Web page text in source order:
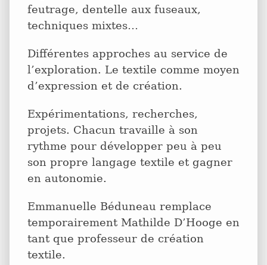
feutrage, dentelle aux fuseaux,
techniques mixtes…
Différentes approches au service de
l’exploration. Le textile comme moyen
d’expression et de création.
Expérimentations, recherches,
projets. Chacun travaille à son
rythme pour développer peu à peu
son propre langage textile et gagner
en autonomie.
Emmanuelle Béduneau remplace
temporairement Mathilde D’Hooge en
tant que professeur de création
textile.